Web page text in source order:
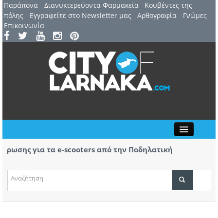
Παράπονα Διανυκτερεύοντα Φαρμακεία
Kουβέντες της
πόλης
Εγγραφείτε στο Newsletter μας Αρθογραφία
Γνώμες
Επικοινωνία
ΤΟΠΙΚΑ ΝΕΑ
για τα e-scooters από την Ποδηλατική